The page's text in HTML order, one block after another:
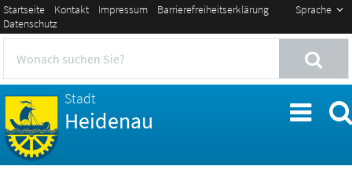
Sprache
Startseite Kontakt Impressum
Barrierefreiheitserklärung
Datenschutz
Stadt
Heidenau